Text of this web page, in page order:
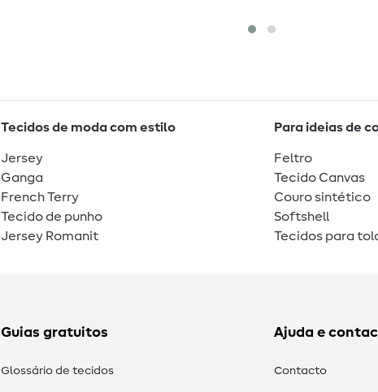
Tecidos de moda com estilo
Jersey
Ganga
French Terry
Tecido de punho
Jersey Romanit
Para ideias de
Feltro
Tecido Canvas
Couro sintético
Softshell
Tecidos para
Guias gratuitos
Glossário de tecidos
Ajuda e
Contacto